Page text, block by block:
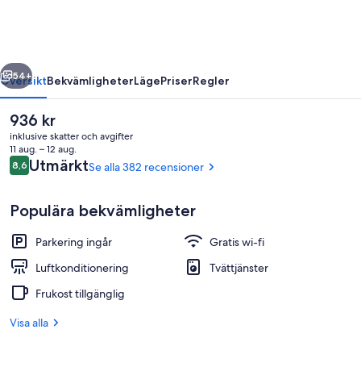
Exteriör
Nästa
54+
ÖversiktBekvämligheterLägePriserRegler
Det
nuvarande
priset
är
936 kr
936 kr
inklusive skatter och avgifter
11 aug. – 12 aug.
Recensioner
8,68,6 av 10,
UtmärktSe alla 382 recensioner
Populära bekvämligheter
Parkering ingår
Gratis wi-fi
Luftkonditionering
Tvättjänster
Frukost tillgänglig
Visa alla